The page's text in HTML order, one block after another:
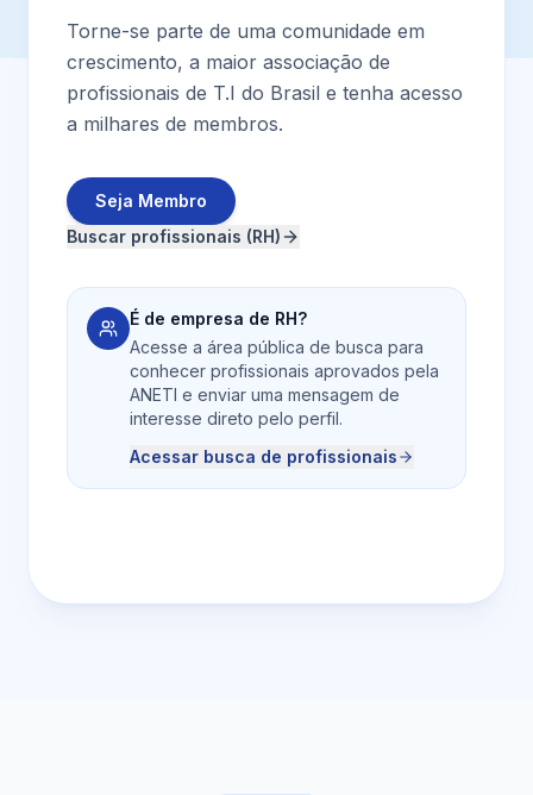
Torne-se parte de uma comunidade em
crescimento, a maior associação de
profissionais de T.I do Brasil e tenha acesso
a milhares de membros.
Seja Membro
Buscar profissionais (RH)
É de empresa de RH?
Acesse a área pública de busca para
conhecer profissionais aprovados pela
ANETI e enviar uma mensagem de
interesse direto pelo perfil.
Acessar busca de profissionais